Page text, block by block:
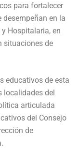
para fortalecer
desempeñan en la
Hospitalaria, en
situaciones de
educativos de esta
localidades del
articulada
del Consejo
de